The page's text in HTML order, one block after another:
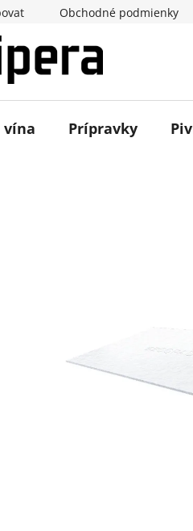
Obchodné podmienky
vína Prípravky